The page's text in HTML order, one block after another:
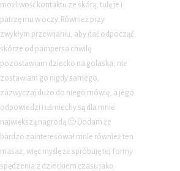
możliwość kontaktu ze skórą, tulę je i
patrzę mu w oczy. Również przy
zwykłym przewijaniu, aby dać odpocząć
skórze od pampersa chwilę
pozostawiam dziecko na golaska, nie
zostawiam go nigdy samego,
zazwyczaj dużo do niego mówię, a jego
odpowiedzi i uśmiechy są dla mnie
największą nagrodą 🙂 Dodam że
bardzo zainteresował mnie również ten
masaż, więc myślę że spróbuję tej formy
spędzenia z dzieckiem czasu jako